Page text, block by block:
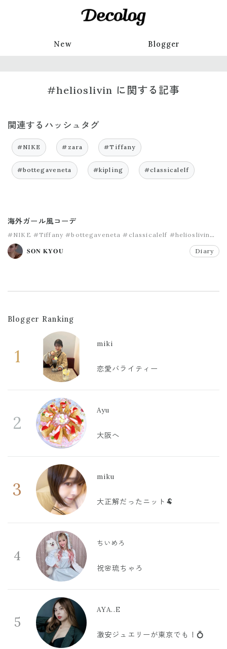
New Blogger
#helioslivin に関する記事
関連するハッシュタグ
#NIKE #zara #Tiffany
#bottegaveneta #kipling #classicalelf
海外ガール風コーデ
#NIKE #Tiffany #bottegaveneta #classicalelf #helioslivin
#kipling
𝐒𝐎𝐍 𝐊𝐘𝐎𝐔
Diary
Blogger Ranking
1
miki
恋愛バライティー
2
Ayu
大阪へ
3
miku
大正解だったニット🐏
4
ちいめろ
祝🌸琉ちゃろ
5
AYA..E
激安ジュエリーが東京でも！💍